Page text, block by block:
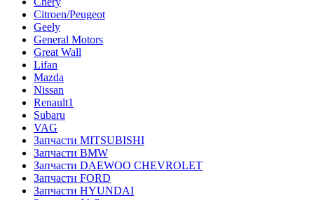
Citroen/Peugeot
Geely
General Motors
Great Wall
Lifan
Mazda
Nissan
Renault1
Subaru
VAG
Запчасти MITSUBISHI
Запчасти BMW
Запчасти DAEWOO CHEVROLET
Запчасти FORD
Запчасти HYUNDAI